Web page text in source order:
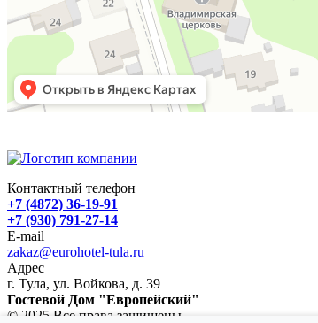
Контактный телефон
+7 (4872) 36-19-91
+7 (930) 791-27-14
E-mail
zakaz@eurohotel-tula.ru
Адрес
г. Тула, ул. Войкова, д. 39
Гостевой Дом "Европейский"
© 2025 Все права защищены